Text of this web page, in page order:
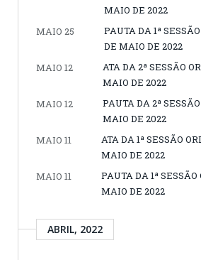
MAIO DE 2022
MAIO 25
PAUTA DA 1ª
DE MAIO DE 2022
MAIO 12
ATA DA 2ª SESSÃO
MAIO DE 2022
MAIO 12
PAUTA DA 2ª
MAIO DE 2022
MAIO 11
ATA DA 1ª SESSÃO
MAIO DE 2022
MAIO 11
PAUTA DA 1ª
MAIO DE 2022
ABRIL, 2022